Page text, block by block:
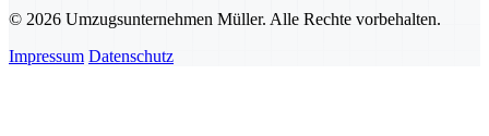
© 2026 Umzugsunternehmen Müller. Alle Rechte vorbehalten.
Impressum Datenschutz